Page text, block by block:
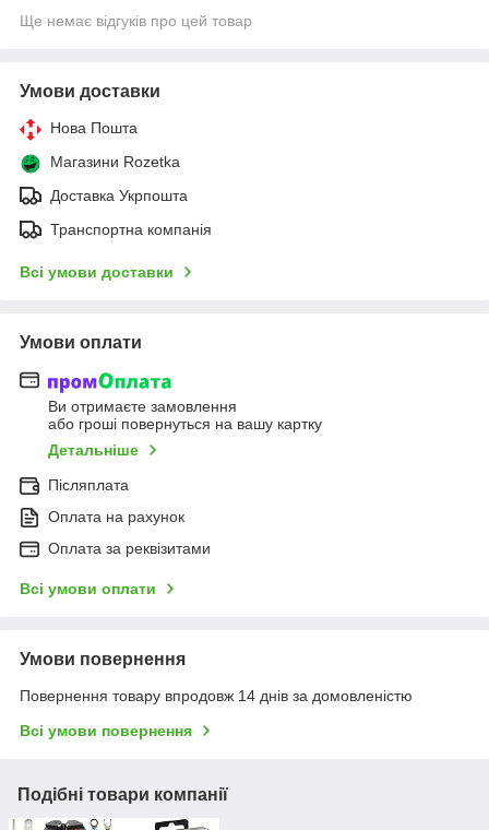
Ще немає відгуків про цей товар
Умови доставки
Нова Пошта
Магазини Rozetka
Доставка Укрпошта
Транспортна компанія
Всі умови доставки
Умови оплати
Ви отримаєте замовлення
або гроші повернуться на вашу картку
Детальніше
Післяплата
Оплата на рахунок
Оплата за реквізитами
Всі умови оплати
Умови повернення
Повернення товару впродовж 14 днів за домовленістю
Всі умови повернення
Подібні товари компанії